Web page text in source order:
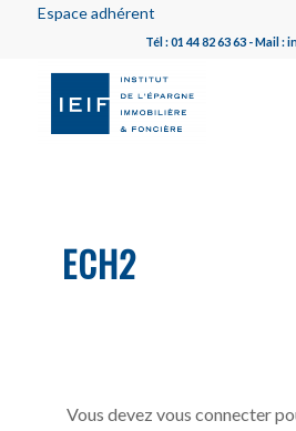
Espace adhérent
Tél : 01 44 82 63 63 - Mail :
ECH2
Vous devez vous connecter